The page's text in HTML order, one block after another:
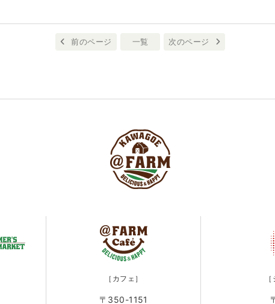
前のページ 一覧 次のページ
［カフェ］
〒350-1151